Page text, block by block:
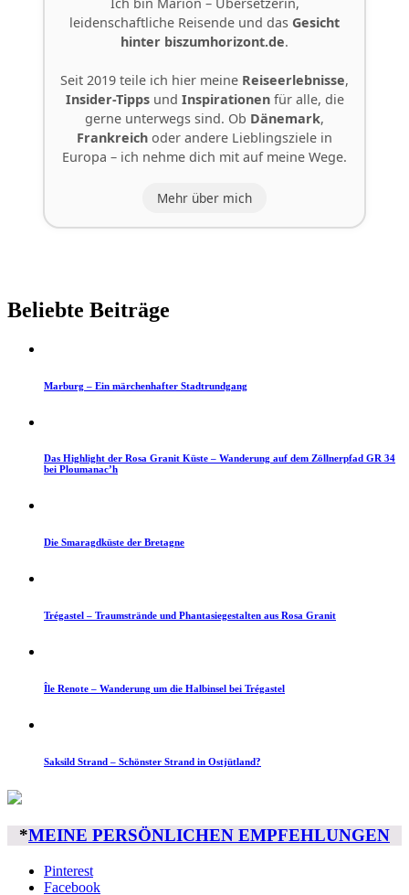
leidenschaftliche Reisende und das Gesicht
hinter biszumhorizont.de.
Seit 2019 teile ich hier meine Reiseerlebnisse,
Insider-Tippsund Inspirationenfür alle, die
gerne unterwegs sind. Ob Dänemark,
Frankreich oder andere Lieblingsziele in
Europa – ich nehme dich mit auf meine Wege.
Mehr über mich
Beliebte Beiträge
Marburg – Ein märchenhafter Stadtrundgang
Das Highlight der Rosa Granit Küste – Wanderung auf dem Zöllnerpfad GR 34
bei Ploumanac’h
Die Smaragdküste der Bretagne
Trégastel – Traumstrände und Phantasiegestalten aus Rosa Granit
Île Renote – Wanderung um die Halbinsel bei Trégastel
Saksild Strand – Schönster Strand in Ostjütland?
*MEINE PERSÖNLICHEN EMPFEHLUNGEN
Pinterest
Facebook